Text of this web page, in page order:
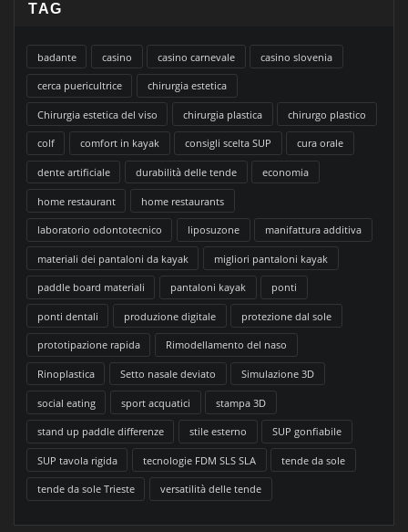
TAG
badante casino casino carnevale casino slovenia
cerca puericultrice chirurgia estetica
Chirurgia estetica del viso chirurgia plastica chirurgo plastico
colf comfort in kayak consigli scelta SUP cura orale
dente artificiale durabilità delle tende economia
home restaurant home restaurants
laboratorio odontotecnico liposuzone manifattura additiva
materiali dei pantaloni da kayak migliori pantaloni kayak
paddle board materiali pantaloni kayak ponti
ponti dentali produzione digitale protezione dal sole
prototipazione rapida Rimodellamento del naso
Rinoplastica Setto nasale deviato Simulazione 3D
social eating sport acquatici stampa 3D
stand up paddle differenze stile esterno SUP gonfiabile
SUP tavola rigida tecnologie FDM SLS SLA tende da sole
tende da sole Trieste versatilità delle tende